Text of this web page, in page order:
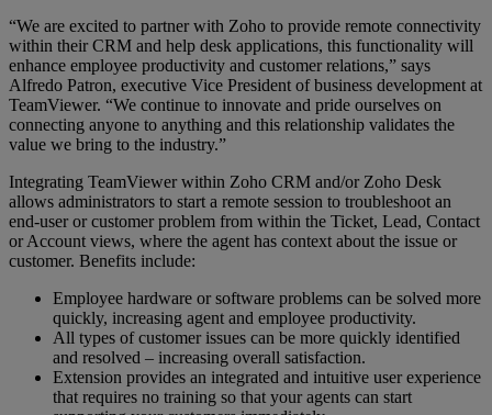
“We are excited to partner with Zoho to provide remote connectivity
within their CRM and help desk applications, this functionality will
enhance employee productivity and customer relations,” says
Alfredo Patron, executive Vice President of business development at
TeamViewer. “We continue to innovate and pride ourselves on
connecting anyone to anything and this relationship validates the
value we bring to the industry.”
Integrating TeamViewer within Zoho CRM and/or Zoho Desk
allows administrators to start a remote session to troubleshoot an
end-user or customer problem from within the Ticket, Lead, Contact
or Account views, where the agent has context about the issue or
customer. Benefits include:
Employee hardware or software problems can be solved more
quickly, increasing agent and employee productivity.
All types of customer issues can be more quickly identified
and resolved – increasing overall satisfaction.
Extension provides an integrated and intuitive user experience
that requires no training so that your agents can start